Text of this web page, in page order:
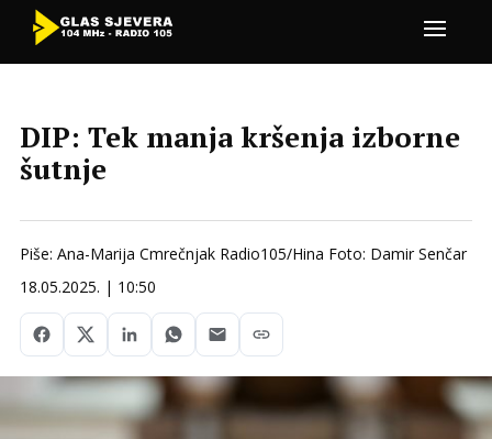
DIP: Tek manja kršenja izborne
šutnje
Piše: Ana-Marija Cmrečnjak Radio105/Hina Foto: Damir Senčar
18.05.2025. | 10:50